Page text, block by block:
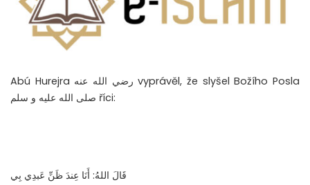
Abú Hurejra رضي الله عنه vyprávěl, že slyšel Božího Posla
صلى الله عليه و سلم říci:
قَالَ اللهُ: أَنَا عِندَ ظَنِّ عَبدِي بِي